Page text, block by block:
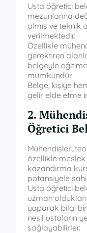
Usta öğretici
mezunlarına
almış ve teknik
verilmektedir.
Özellikle
gerektiren
belgeyle
mümkündür.
Belge, kişiye
gelir elde etme
2.
Öğretici
Mühendisler,
özellikle
kazandırma
potansiyele
Usta öğretici
uzman
yaparak bilgi
nesil ustaların
sağlayabilirler.